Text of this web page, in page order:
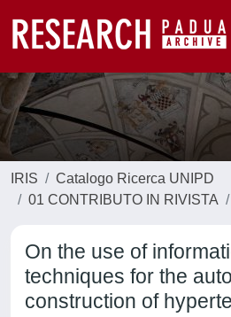
IRIS
Catalogo Ricerca UNIPD
01 CONTRIBUTO IN RIVISTA
On the use of
techniques for the
construction of